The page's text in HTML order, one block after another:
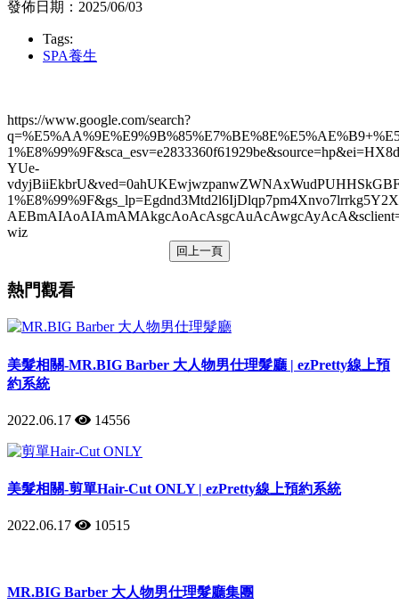
發佈日期：2025/06/03
Tags:
SPA養生
https://www.google.com/search?
YUe-
wiz
回上一頁
熱門觀看
美髮相關-MR.BIG Barber 大人物男仕理髮廳 | ezPretty線上預
約系統
2022.06.17 14556
美髮相關-剪單Hair-Cut ONLY | ezPretty線上預約系統
2022.06.17 10515
MR.BIG Barber 大人物男仕理髮廳集團